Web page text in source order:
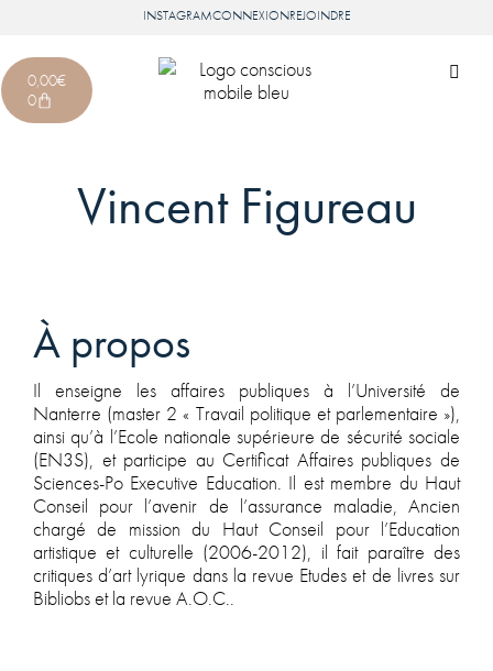
INSTAGRAMCONNEXIONREJOINDRE
0,00€
0
Vincent Figureau
À propos
Il enseigne les affaires publiques à l’Université de
Nanterre (master 2 « Travail politique et parlementaire »),
ainsi qu’à l’Ecole nationale supérieure de sécurité sociale
(EN3S), et participe au Certificat Affaires publiques de
Sciences-Po Executive Education. Il est membre du Haut
Conseil pour l’avenir de l’assurance maladie, Ancien
chargé de mission du Haut Conseil pour l’Education
artistique et culturelle (2006-2012), il fait paraître des
critiques d’art lyrique dans la revue Etudes et de livres sur
Bibliobs et la revue A.O.C..